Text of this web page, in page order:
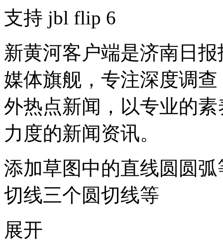
支持 jbl flip 6
新黄河客户端是济南日
媒体旗舰，专注深度调
外热点新闻，以专业的
力度的新闻资讯。
添加草图中的直线圆圆
切线三个圆切线等
展开